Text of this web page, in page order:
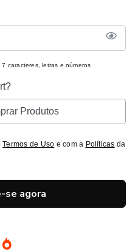
caracteres, letras e números
Produtos
Termos de Uso e com a Políticas da
se agora